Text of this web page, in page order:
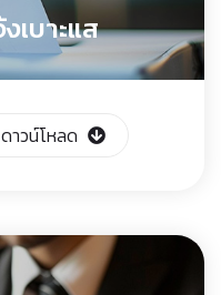
เบาะแส
ดาวน์โหลด